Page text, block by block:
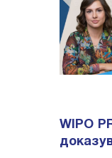
WIPO